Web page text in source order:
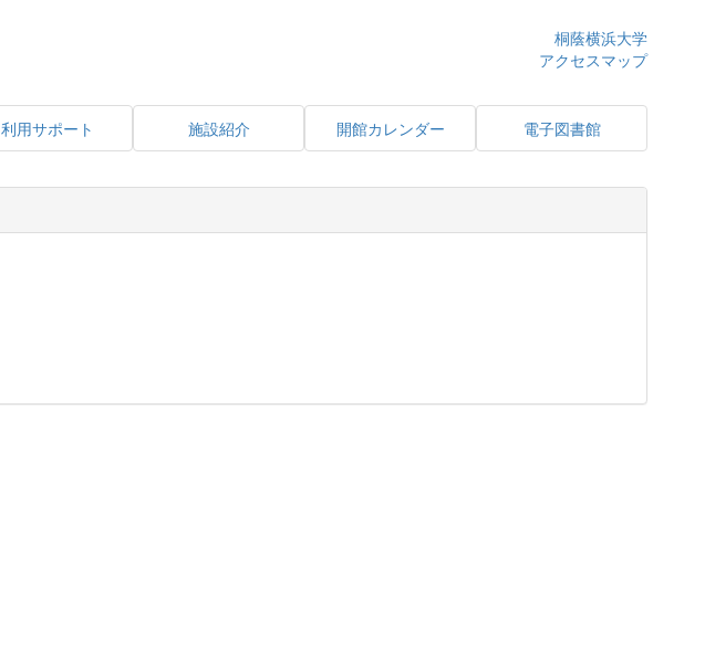
桐蔭横浜大学
アクセスマップ
利用サポート 施設紹介 開館カレンダー 電子図書館